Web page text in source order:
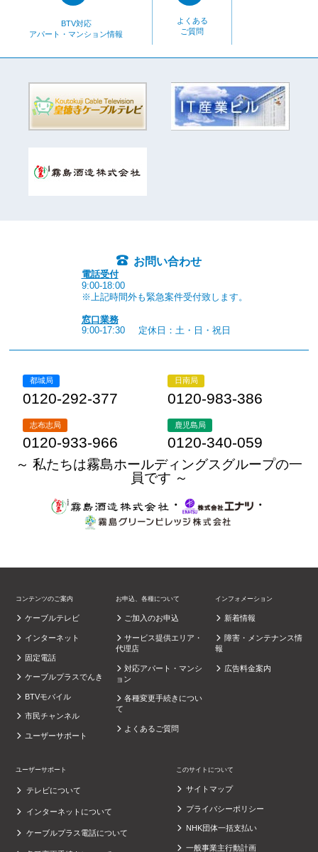
BTV対応
アパート・マンション情報
よくある
ご質問
お問い合わせ
電話受付
9:00-18:00
※上記時間外も緊急案件受付致します。
窓口業務
9:00-17:30
定休日：土・日・祝日
都城局
0120-292-377
日南局
0120-983-386
志布志局
0120-933-966
鹿児島局
0120-340-059
～ 私たちは霧島ホールディングスグループの一
員です ～
・
・
コンテンツのご案内
ケーブルテレビ
インターネット
固定電話
ケーブルプラスでんき
BTVモバイル
市民チャンネル
ユーザーサポート
お申込、各種について
ご加入のお申込
サービス提供エリア・
代理店
対応アパート・マンシ
ョン
各種変更手続きについ
て
よくあるご質問
インフォメーション
新着情報
障害・メンテナンス情
報
広告料金案内
ユーザーサポート
テレビについて
インターネットについて
ケーブルプラス電話について
このサイトについて
サイトマップ
プライバシーポリシー
NHK団体一括支払い
一般事業主行動計画